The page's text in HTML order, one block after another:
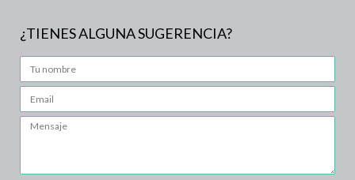
¿TIENES ALGUNA SUGERENCIA?